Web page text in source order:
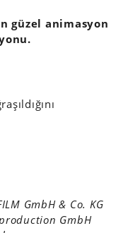
güzel animasyon
GmbH & Co. KG
GmbH